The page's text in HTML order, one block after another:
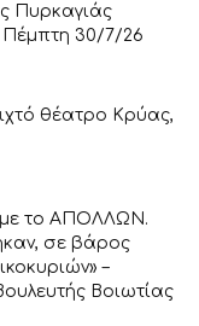
Πυρκαγιάς
Πέμπτη 30/7/26
θέατρο Κρύας,
με το ΑΠΟΛΛΩΝ.
σε βάρος
–
Βοιωτίας